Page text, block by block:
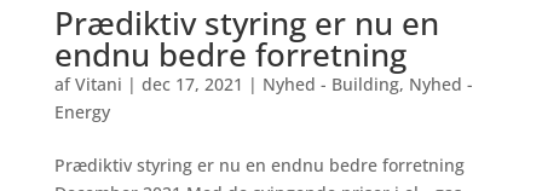
Prædiktiv styring er nu en
endnu bedre forretning
afVitani | dec 17, 2021 | Nyhed - Building, Nyhed -
Energy
Prædiktiv styring er nu en endnu bedre forretning